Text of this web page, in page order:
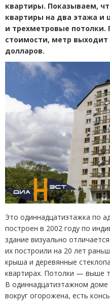
квартиры. Показываем,
квартиры на два этажа и
и трехметровые потолки.
стоимости, метр
долларов.
Это одиннадцатиэтажка по
построен в 2002 году по
здание визуально
их построили на 20 лет
крыша и деревянные
квартирах. Потолки — выше
В одиннадцатиэтажном
вокруг огорожена, есть